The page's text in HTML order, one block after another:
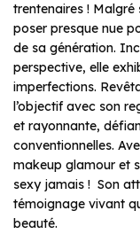
trentenaires ! Malgré
poser presque nue
de sa génération.
perspective, elle
imperfections.
l’objectif avec son
et rayonnante,
conventionnelles.
makeup glamour et
sexy jamais ! Son
témoignage vivant
beauté.